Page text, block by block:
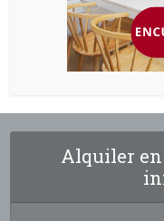
Alquiler en